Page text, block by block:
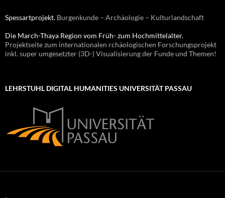
Spessartprojekt. Burgenkunde – Archäologie – Kulturlandschaft
Die March-Thaya Region vom Früh- zum Hochmittelalter.
Projektseite zum internationalen rchäologischen Forschungsprojekt
inkl. super umgesetzter (3D-) Visualisierung der Funde und Themen!
LEHRSTUHL DIGITAL HUMANITIES UNIVERSITÄT PASSAU